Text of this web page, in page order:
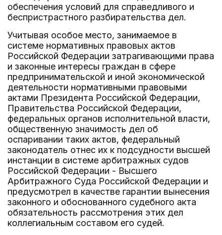
обеспечения условий для справедливого и
беспристрастного разбирательства дел.
Учитывая особое место, занимаемое в
системе нормативных правовых актов
Российской Федерации затрагивающими права
и законные интересы граждан в сфере
предпринимательской и иной экономической
деятельности нормативными правовыми
актами Президента Российской Федерации,
Правительства Российской Федерации,
федеральных органов исполнительной власти,
общественную значимость дел об
оспаривании таких актов, федеральный
законодатель отнес их к подсудности высшей
инстанции в системе арбитражных судов
Российской Федерации - Высшего
Арбитражного Суда Российской Федерации и
предусмотрел в качестве гарантии вынесения
законного и обоснованного судебного акта
обязательность рассмотрения этих дел
коллегиальным составом его судей.